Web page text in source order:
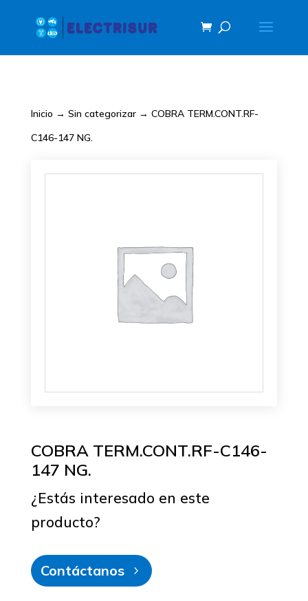
Inicio → Sin categorizar→ COBRA TERM.CONT.RF-
C146-147 NG.
COBRA TERM.CONT.RF-C146-
147 NG.
¿Estás interesado en este
producto?
Contáctanos